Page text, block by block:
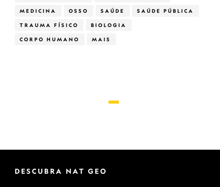
MEDICINA OSSO SAÚDE SAÚDE PÚBLICA
TRAUMA FÍSICO BIOLOGIA
CORPO HUMANO MAIS
DESCUBRA NAT GEO